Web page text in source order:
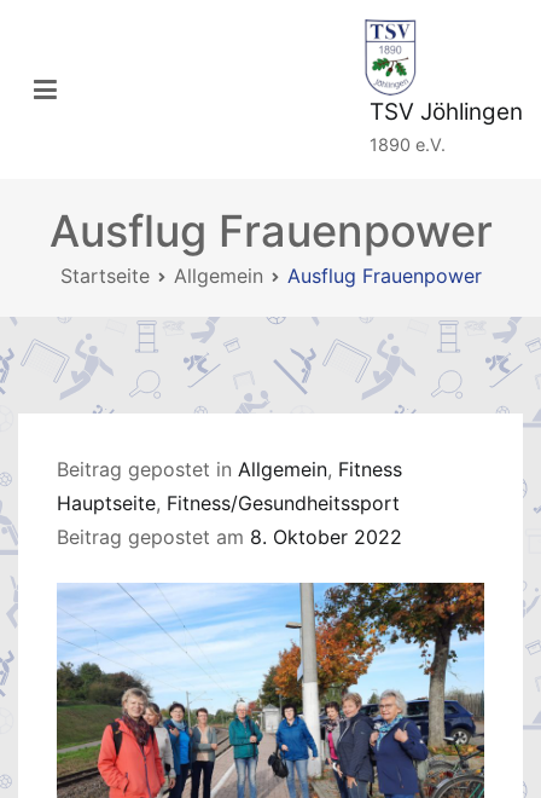
springen
TSV Jöhlingen
1890 e.V.
Ausflug Frauenpower
Startseite Allgemein Ausflug Frauenpower
Beitrag gepostet in Allgemein, Fitness
Hauptseite, Fitness/Gesundheitssport
Beitrag gepostet am 8. Oktober 2022